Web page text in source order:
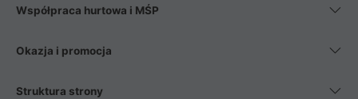
Współpraca hurtowa i MŚP
Okazja i promocja
Struktura strony